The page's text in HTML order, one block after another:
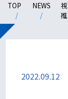
TOP NEWS
2022.09.12